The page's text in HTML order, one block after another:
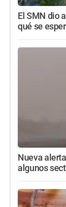
El SMN dio
qué se
Nueva
algunos